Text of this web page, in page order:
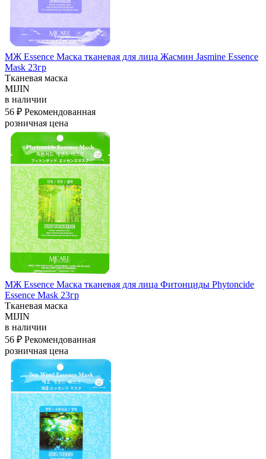
МЖ Essence Маска тканевая для лица Жасмин Jasmine Essence
Mask 23гр
Тканевая маска
MIJIN
в наличии
56 ₽ Рекомендованная
розничная цена
МЖ Essence Маска тканевая для лица Фитонциды Phytoncide
Essence Mask 23гр
Тканевая маска
MIJIN
в наличии
56 ₽ Рекомендованная
розничная цена